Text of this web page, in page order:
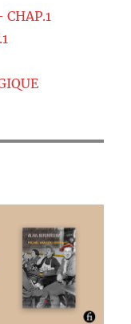
CHAP.1